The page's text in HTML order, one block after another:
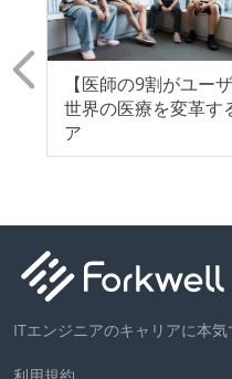
【医師の9割がユー
世界の医療を変革す
ア
ITエンジニアのキャリアに本